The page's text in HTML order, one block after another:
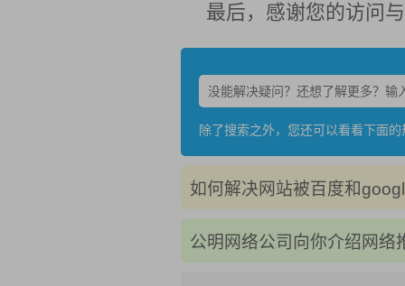
最后，感谢您的访问
除了搜索之外，您还可以看看下面
如何解决网站被百度和
公明网络公司向你介绍网络